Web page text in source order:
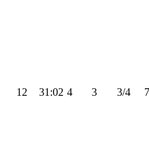
12 31:02 4 3 3/4